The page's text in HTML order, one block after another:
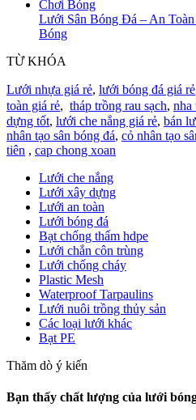
Lưới Sân Bóng Đá – An
Bóng
TỪ KHÓA
Lưới nhựa giá rẻ, lưới bóng đá giá rẻ
toàn giá rẻ, tháp trồng rau sạch, nha
dựng tốt, lưới che nắng giá rẻ, bán
nhân tạo sân bóng đá, cỏ nhân tạo
tiên , cap chong xoan
Lưới che nắng
Lưới xây dựng
Lưới an toàn
Lưới bóng đá
Bạt chống thấm hdpe
Lưới chắn côn trùng
Lưới chống cháy
Plastic Mesh
Waterproof Tarpaulins
Lưới nuôi trồng thủy sản
Các loại lưới khác
Bạt PE
Thăm dò ý kiến
Bạn thấy chất lượng của lưới